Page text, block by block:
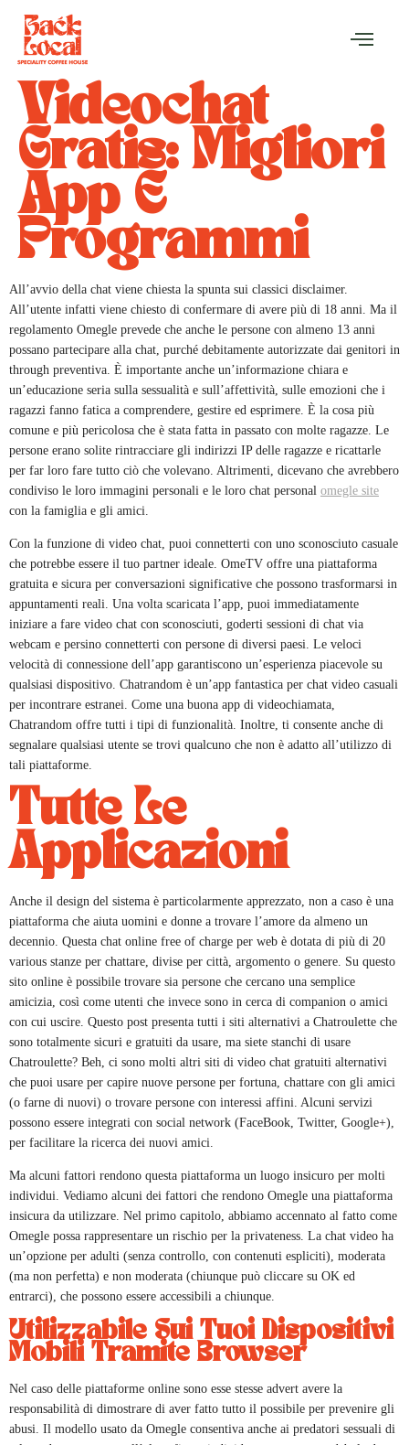
Videochat
Gratis: Migliori
App E
Programmi
All’avvio della chat viene chiesta la spunta sui classici disclaimer.
All’utente infatti viene chiesto di confermare di avere più di 18 anni. Ma il
regolamento Omegle prevede che anche le persone con almeno 13 anni
possano partecipare alla chat, purché debitamente autorizzate dai genitori in
through preventiva. È importante anche un’informazione chiara e
un’educazione seria sulla sessualità e sull’affettività, sulle emozioni che i
ragazzi fanno fatica a comprendere, gestire ed esprimere. È la cosa più
comune e più pericolosa che è stata fatta in passato con molte ragazze. Le
persone erano solite rintracciare gli indirizzi IP delle ragazze e ricattarle
per far loro fare tutto ciò che volevano. Altrimenti, dicevano che avrebbero
condiviso le loro immagini personali e le loro chat personal omegle site
con la famiglia e gli amici.
Con la funzione di video chat, puoi connetterti con uno sconosciuto casuale
che potrebbe essere il tuo partner ideale. OmeTV offre una piattaforma
gratuita e sicura per conversazioni significative che possono trasformarsi in
appuntamenti reali. Una volta scaricata l’app, puoi immediatamente
iniziare a fare video chat con sconosciuti, goderti sessioni di chat via
webcam e persino connetterti con persone di diversi paesi. Le veloci
velocità di connessione dell’app garantiscono un’esperienza piacevole su
qualsiasi dispositivo. Chatrandom è un’app fantastica per chat video casuali
per incontrare estranei. Come una buona app di videochiamata,
Chatrandom offre tutti i tipi di funzionalità. Inoltre, ti consente anche di
segnalare qualsiasi utente se trovi qualcuno che non è adatto all’utilizzo di
tali piattaforme.
Tutte Le
Applicazioni
Anche il design del sistema è particolarmente apprezzato, non a caso è una
piattaforma che aiuta uomini e donne a trovare l’amore da almeno un
decennio. Questa chat online free of charge per web è dotata di più di 20
various stanze per chattare, divise per città, argomento o genere. Su questo
sito online è possibile trovare sia persone che cercano una semplice
amicizia, così come utenti che invece sono in cerca di companion o amici
con cui uscire. Questo post presenta tutti i siti alternativi a Chatroulette che
sono totalmente sicuri e gratuiti da usare, ma siete stanchi di usare
Chatroulette? Beh, ci sono molti altri siti di video chat gratuiti alternativi
che puoi usare per capire nuove persone per fortuna, chattare con gli amici
(o farne di nuovi) o trovare persone con interessi affini. Alcuni servizi
possono essere integrati con social network (FaceBook, Twitter, Google+),
per facilitare la ricerca dei nuovi amici.
Ma alcuni fattori rendono questa piattaforma un luogo insicuro per molti
individui. Vediamo alcuni dei fattori che rendono Omegle una piattaforma
insicura da utilizzare. Nel primo capitolo, abbiamo accennato al fatto come
Omegle possa rappresentare un rischio per la privateness. La chat video ha
un’opzione per adulti (senza controllo, con contenuti espliciti), moderata
(ma non perfetta) e non moderata (chiunque può cliccare su OK ed
entrarci), che possono essere accessibili a chiunque.
Utilizzabile Sui Tuoi Dispositivi
Mobili Tramite Browser
Nel caso delle piattaforme online sono esse stesse advert avere la
responsabilità di dimostrare di aver fatto tutto il possibile per prevenire gli
abusi. Il modello usato da Omegle consentiva anche ai predatori sessuali di